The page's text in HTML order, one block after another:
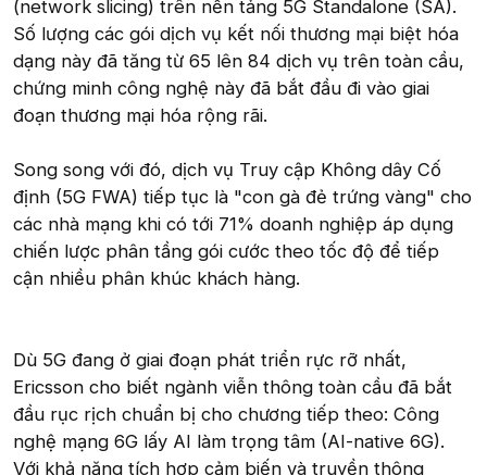
(network slicing) trên nền tảng 5G Standalone (SA).
Số lượng các gói dịch vụ kết nối thương mại biệt hóa
dạng này đã tăng từ 65 lên 84 dịch vụ trên toàn cầu,
chứng minh công nghệ này đã bắt đầu đi vào giai
đoạn thương mại hóa rộng rãi.
Song song với đó, dịch vụ Truy cập Không dây Cố
định (5G FWA) tiếp tục là "con gà đẻ trứng vàng" cho
các nhà mạng khi có tới 71% doanh nghiệp áp dụng
chiến lược phân tầng gói cước theo tốc độ để tiếp
cận nhiều phân khúc khách hàng.
Dù 5G đang ở giai đoạn phát triển rực rỡ nhất,
Ericsson cho biết ngành viễn thông toàn cầu đã bắt
đầu rục rịch chuẩn bị cho chương tiếp theo: Công
nghệ mạng 6G lấy AI làm trọng tâm (AI-native 6G).
Với khả năng tích hợp cảm biến và truyền thông